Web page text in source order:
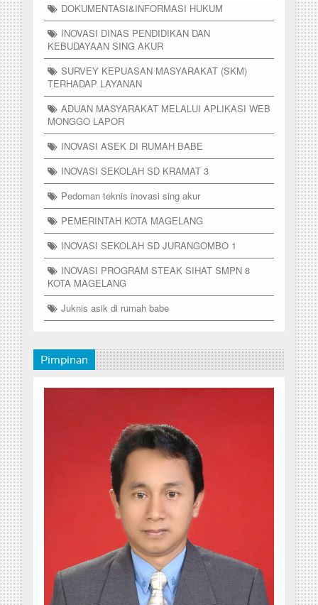
DOKUMENTASI&INFORMASI HUKUM
INOVASI DINAS PENDIDIKAN DAN
KEBUDAYAAN SING AKUR
SURVEY KEPUASAN MASYARAKAT (SKM)
TERHADAP LAYANAN
ADUAN MASYARAKAT MELALUI APLIKASI WEB
MONGGO LAPOR
INOVASI ASEK DI RUMAH BABE
INOVASI SEKOLAH SD KRAMAT 3
Pedoman teknis inovasi sing akur
PEMERINTAH KOTA MAGELANG
INOVASI SEKOLAH SD JURANGOMBO 1
INOVASI PROGRAM STEAK SIHAT SMPN 8
KOTA MAGELANG
Juknis asik di rumah babe
Pimpinan